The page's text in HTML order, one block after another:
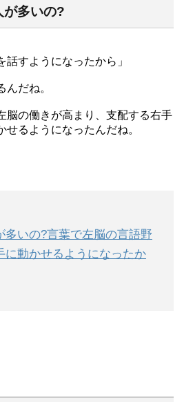
が多いの?
すようになったから」
だね。
脳の働きが高まり、支配する右手
るようになったんだね。
多いの?言葉で左脳の言語野
に動かせるようになったか